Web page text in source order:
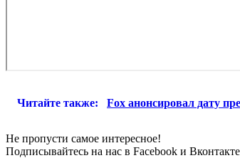
Читайте также: Fox анонсировал дату
Не пропусти самое интересное!
Подписывайтесь на нас в Facebook и